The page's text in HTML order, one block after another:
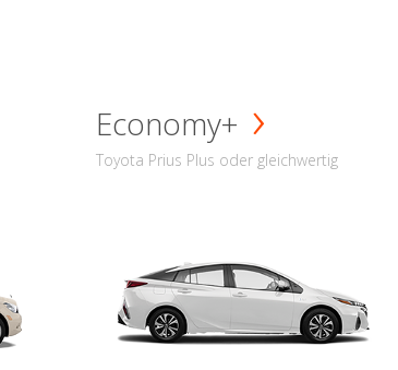
Economy+
Toyota Prius Plus oder gleichwertig